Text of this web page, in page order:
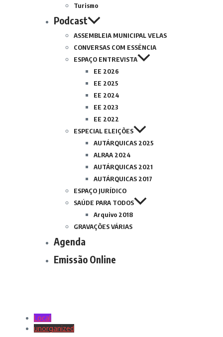
Turismo
Podcast
ASSEMBLEIA MUNICIPAL VELAS
CONVERSAS COM ESSÊNCIA
ESPAÇO ENTREVISTA
EE 2026
EE 2025
EE 2024
EE 2023
EE 2022
ESPECIAL ELEIÇÕES
AUTÁRQUICAS 2025
ALRAA 2024
AUTÁRQUICAS 2021
AUTÁRQUICAS 2017
ESPAÇO JURÍDICO
SAÚDE PARA TODOS
Arquivo 2018
GRAVAÇÕES VÁRIAS
Agenda
Emissão Online
Local
unorganized